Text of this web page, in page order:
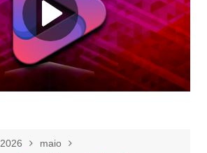
2026
maio